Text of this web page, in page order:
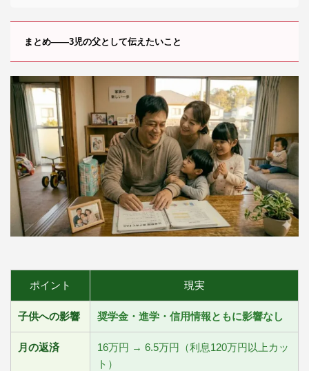
まとめ——3児の父として伝えたいこと
ポイント 現実
子供への影響 奨学金・進学・信用情報ともに影響なし
月の返済
16万円 → 6.5万円（利息120万円以上カッ
ト）